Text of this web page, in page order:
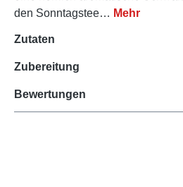
den Sonntagstee… Mehr
Zutaten
Zubereitung
Bewertungen